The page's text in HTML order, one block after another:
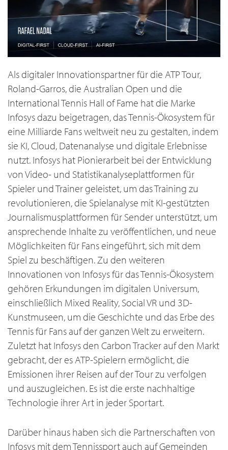
Als digitaler Innovationspartner für die ATP Tour,
Roland-Garros, die Australian Open und die
International Tennis Hall of Fame hat die Marke
Infosys dazu beigetragen, das Tennis-Ökosystem für
eine Milliarde Fans weltweit neu zu gestalten, indem
sie KI, Cloud, Datenanalyse und digitale Erlebnisse
nutzt. Infosys hat Pionierarbeit bei der Entwicklung
von Video- und Statistikanalyseplattformen für
Spieler und Trainer geleistet, um das Training zu
revolutionieren, die Spielanalyse mit KI-gestützten
Journalismusplattformen für Sender unterstützt, um
ansprechende Inhalte zu veröffentlichen, und neue
Möglichkeiten für Fans eingeführt, sich mit dem
Spiel zu beschäftigen. Zu den weiteren
Innovationen von Infosys für das Tennis-Ökosystem
gehören Erkundungen im digitalen Universum,
einschließlich Mixed Reality, Social VR und 3D-
Kunstmuseen, um die Geschichte und das Erbe des
Tennis für Fans auf der ganzen Welt zu erweitern.
Zuletzt hat Infosys den Carbon Tracker auf den Markt
gebracht, der es ATP-Spielern ermöglicht, die
Emissionen ihrer Reisen auf der Tour zu verfolgen
und auszugleichen. Es ist die erste nachhaltige
Technologie ihrer Art in jeder Sportart.
Darüber hinaus haben sich die Partnerschaften von
Infosys mit dem Tennissport auch auf Gemeinden